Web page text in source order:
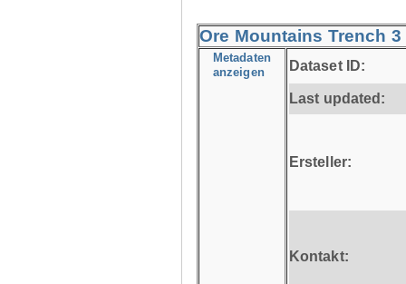
Ore Mountains Trench
Metadaten
anzeigen Dataset ID:
Last updated:
Ersteller:
Kontakt: